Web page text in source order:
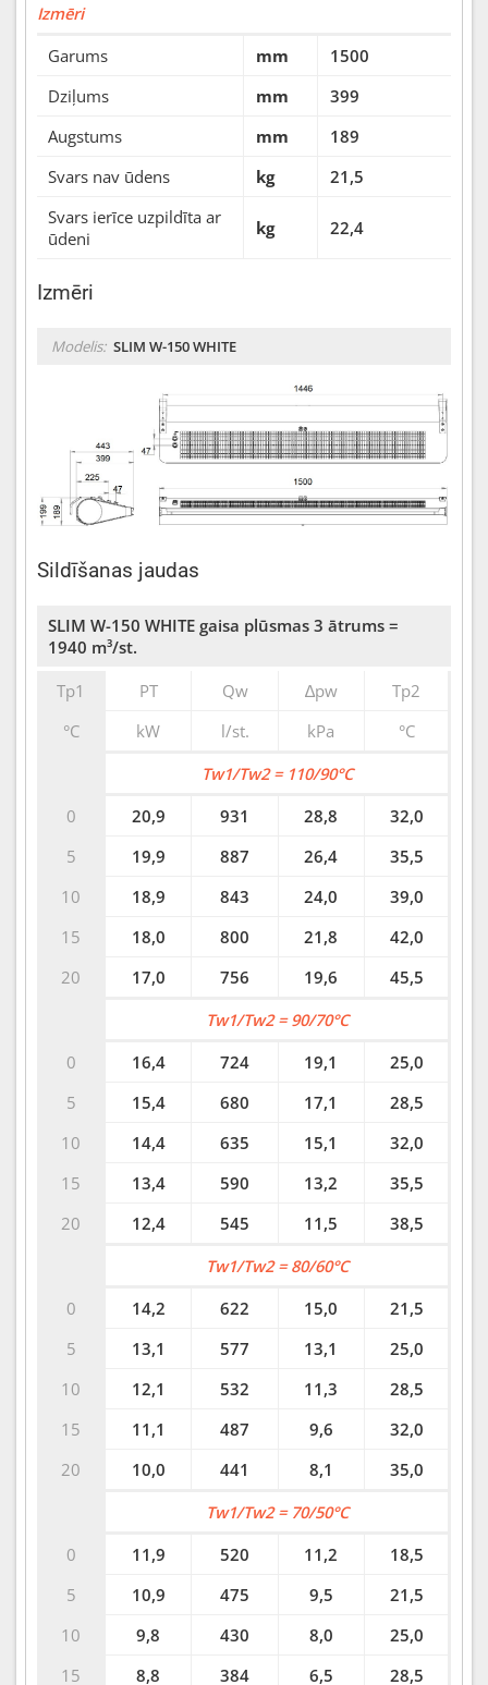
Izmēri
Garums
mm
1500
Dziļums
mm
399
Augstums
mm
189
Svars nav ūdens
kg
21,5
Svars ierīce uzpildīta ar
ūdeni
kg 22,4
Izmēri
Modelis: SLIM W-150 WHITE
Sildīšanas jaudas
SLIM W-150 WHITE gaisa plūsmas 3 ātrums =
1940 m³/st.
Tp1
°C
PT Qw ∆pw
Tp2
kW
l/st. kPa °C
0
5
10
15
20
Tw1/Tw2 = 110/90°C
20,9
931 28,8
32,0
19,9
887 26,4
35,5
18,9
843 24,0
39,0
18,0
800 21,8
42,0
17,0
756 19,6 45,5
0
5
10
15
20
Tw1/Tw2 = 90/70°C
16,4
724 19,1
25,0
15,4
680 17,1
28,5
14,4
635 15,1
32,0
13,4
590 13,2
35,5
12,4
545 11,5 38,5
0
5
10
15
20
Tw1/Tw2 = 80/60°C
14,2
622 15,0
21,5
13,1
577 13,1
25,0
12,1
532 11,3
28,5
11,1
487 9,6
32,0
10,0
441 8,1 35,0
0
5
10
15
Tw1/Tw2 = 70/50°C
11,9
520 11,2
18,5
10,9
475 9,5
21,5
9,8
430 8,0
25,0
8,8
384 6,5 28,5